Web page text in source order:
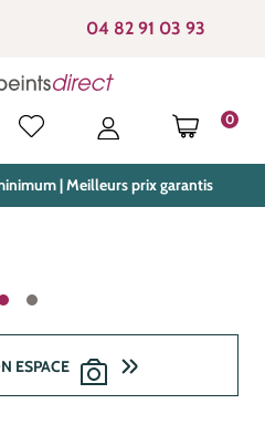
04 82 91 03 93
0
LE
| Meilleurs prix garantis
ESPACE